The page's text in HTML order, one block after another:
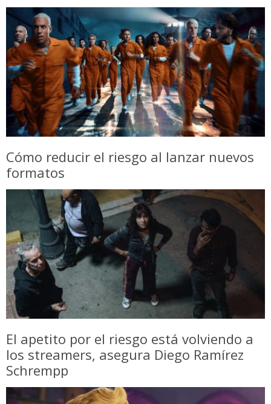
Cómo reducir el riesgo al lanzar nuevos
formatos
El apetito por el riesgo está volviendo a
los streamers, asegura Diego Ramírez
Schrempp